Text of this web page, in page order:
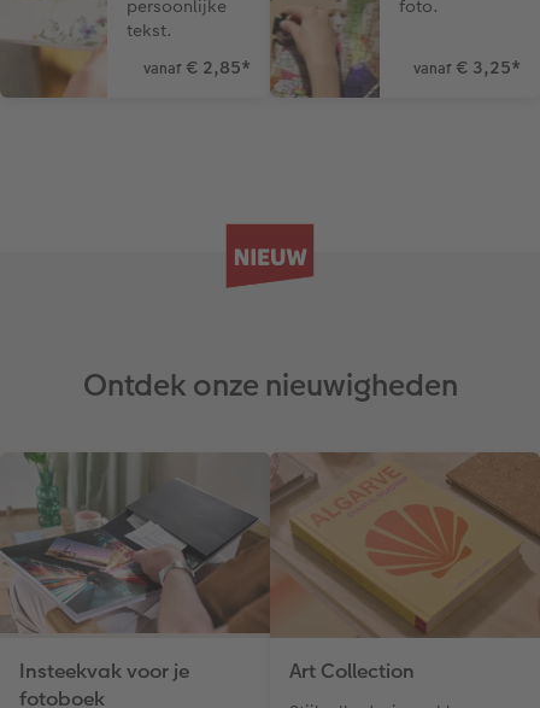
persoonlijke
tekst.
vanaf € 2,85*
foto.
vanaf € 3,25*
Ontdek onze nieuwigheden
Insteekvak voor je
fotoboek
Art Collection